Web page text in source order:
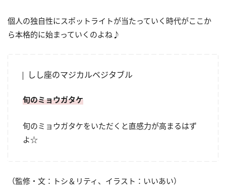
個人の独自性にスポットライトが当たっていく時代がここか
ら本格的に始まっていくのよね♪
しし座のマジカルベジタブル
旬のミョウガタケ
旬のミョウガタケをいただくと直感力が高まるはず
よ☆
（監修・文：トシ＆リティ、イラスト：いいあい）